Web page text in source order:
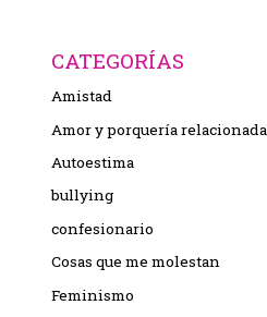
CATEGORÍAS
Amistad
Amor y porquería relacionada
Autoestima
bullying
confesionario
Cosas que me molestan
Feminismo